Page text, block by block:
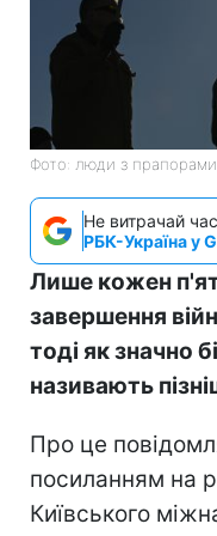
Фото: люди з прапорами
Не витрачай
РБК-Україна у
Лише кожен
завершення
тоді як значно
називають
Про це
посиланням на
Київського